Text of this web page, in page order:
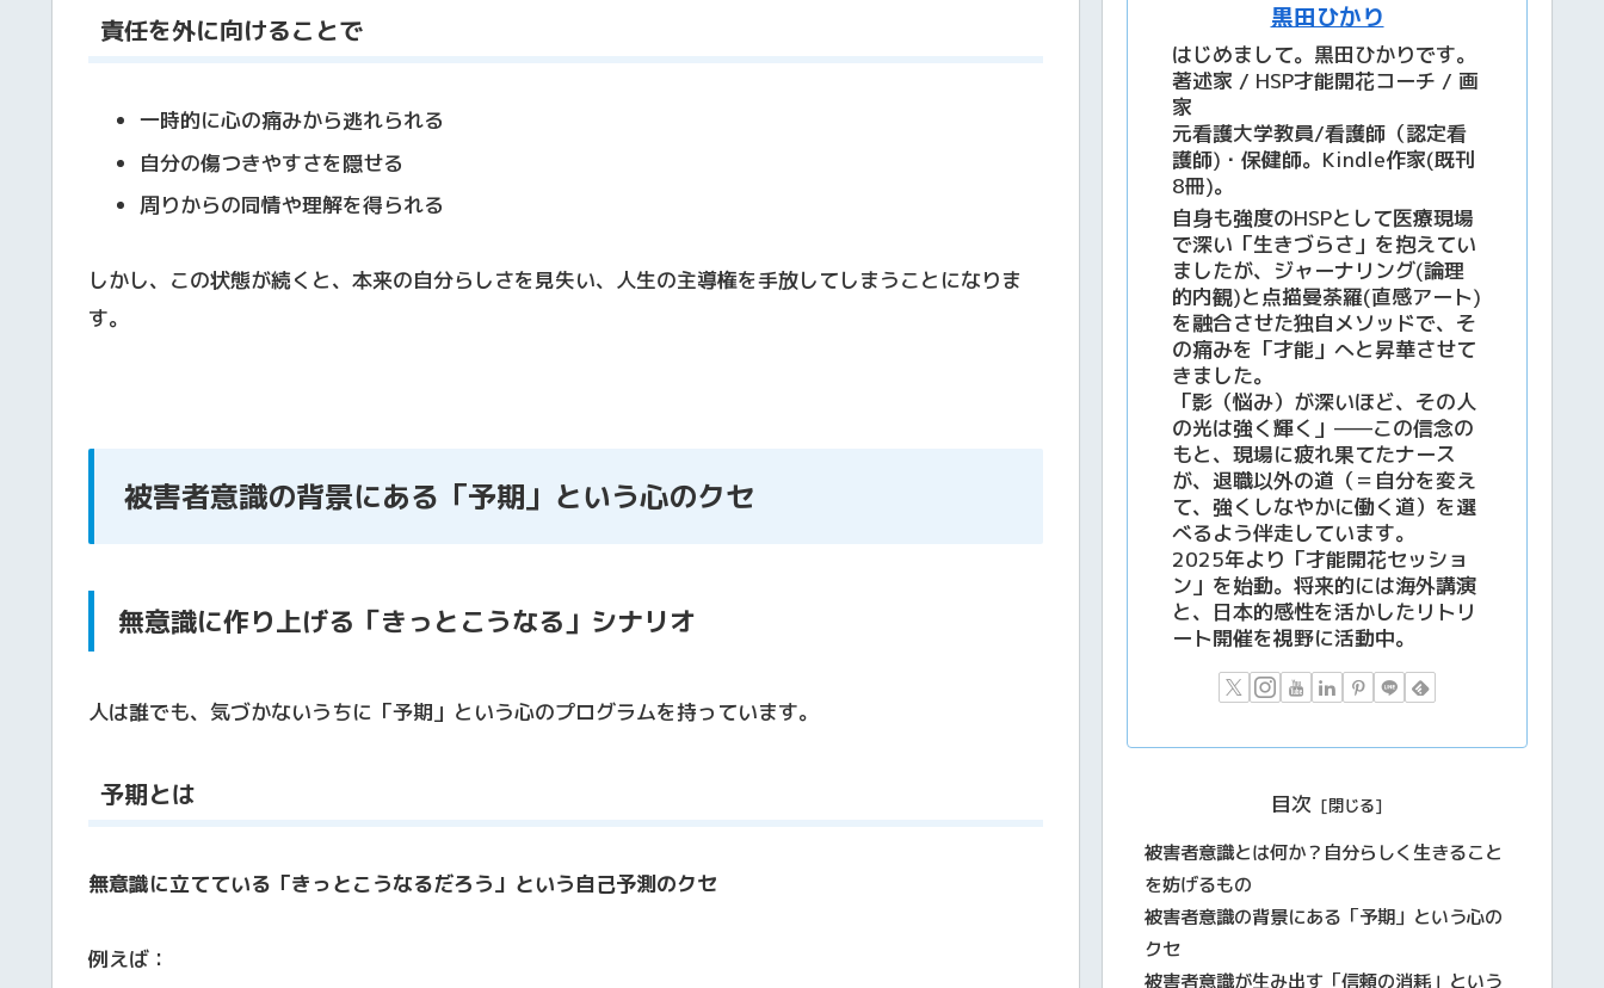
責任を外に向けることで
一時的に心の痛みから逃れられる
自分の傷つきやすさを隠せる
周りからの同情や理解を得られる
しかし、この状態が続くと、本来の自分らしさを見失い、人生の主導権を手放してしまうことになりま
す。
被害者意識の背景にある「予期」という心のクセ
無意識に作り上げる「きっとこうなる」シナリオ
人は誰でも、気づかないうちに「予期」という心のプログラムを持っています。
予期とは
無意識に立てている「きっとこうなるだろう」という自己予測のクセ
例えば：
黒田ひかり
はじめまして。黒田ひかりです。
著述家 / HSP才能開花コーチ / 画
家
元看護大学教員/看護師（認定看
護師)・保健師。Kindle作家(既刊
8冊)。
自身も強度のHSPとして医療現場
で深い「生きづらさ」を抱えてい
ましたが、ジャーナリング(論理
的内観)と点描曼荼羅(直感アート)
を融合させた独自メソッドで、そ
の痛みを「才能」へと昇華させて
きました。
「影（悩み）が深いほど、その人
の光は強く輝く」——この信念の
もと、現場に疲れ果てたナース
が、退職以外の道（＝自分を変え
て、強くしなやかに働く道）を選
べるよう伴走しています。
2025年より「才能開花セッショ
ン」を始動。将来的には海外講演
と、日本的感性を活かしたリトリ
ート開催を視野に活動中。
目次
被害者意識とは何か？自分らしく生きること
を妨げるもの
被害者意識の背景にある「予期」という心の
クセ
被害者意識が生み出す「信頼の消耗」という